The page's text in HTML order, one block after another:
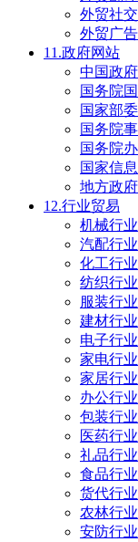
外贸社交
外贸广告
11.政府网站
中国政府
国务院
国家部委
国务院
国务院
国家信
地方政府
12.行业贸易
机械行业
汽配行业
化工行业
纺织行业
服装行业
建材行业
电子行业
家电行业
家居行业
办公行业
包装行业
医药行业
礼品行业
食品行业
货代行业
农林行业
安防行业